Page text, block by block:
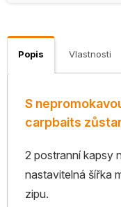
Popis Vlastnosti
S
carpbaits
2 postranní kapsy
nastavitelná šířka
zipu.